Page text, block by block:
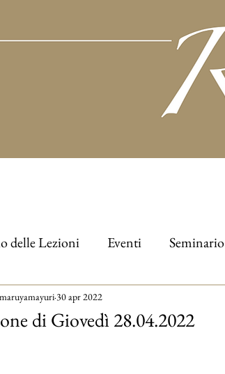
delle Lezioni Eventi Seminario
di Giovedì 28.04.2022
maruyamayuri 30 apr 2022